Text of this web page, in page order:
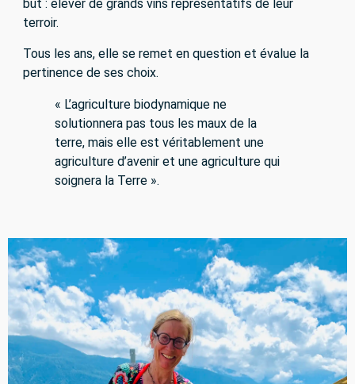
but : élever de grands vins représentatifs de leur
terroir.
Tous les ans, elle se remet en question et évalue la
pertinence de ses choix.
« L’agriculture biodynamique ne
solutionnera pas tous les maux de la
terre, mais elle est véritablement une
agriculture d’avenir et une agriculture qui
soignera la Terre ».